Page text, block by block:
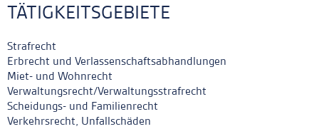
TÄTIGKEITSGEBIETE
Strafrecht
Erbrecht und Verlassenschaftsabhandlungen
Miet- und Wohnrecht
Verwaltungsrecht/Verwaltungsstrafrecht
Scheidungs- und Familienrecht
Verkehrsrecht, Unfallschäden